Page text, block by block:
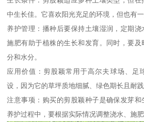
中生长佳。它喜欢阳光充足的环境，但也有一
养护管理：播种后要保持土壤湿润，定期
施肥有助于植株的生长和发育。同时，要
分和水分。
应用价值：剪股颖常用于高尔夫球场、足
设，因为它的草坪质地细腻、绿色期长且耐践
注意事项：购买的剪股颖种子是确保发芽
养护过程中，要根据实际情况调整浇水、施